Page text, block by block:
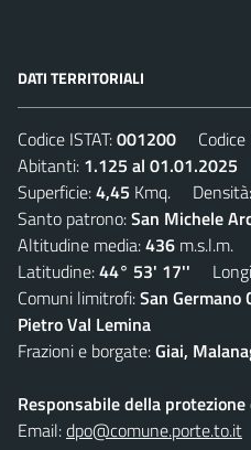
DATI TERRITORIALI
Codice ISTAT:001200 Codice
Abitanti: 1.125 al 01.01.2025
Superficie:4,45 Kmq.
Santo patrono:San Michele
Altitudine media:436 m.s.l.m.
Latitudine:44° 53' 17''
Comuni limitrofi:San Germano
Pietro Val Lemina
Frazioni e borgate:Giai,
Responsabile della protezione
Email:dpo@comune.porte.to.it